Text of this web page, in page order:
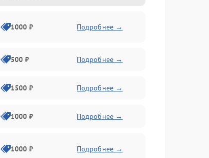
1000 ₽ Подробнее →
500 ₽ Подробнее →
1500 ₽ Подробнее →
1000 ₽ Подробнее →
1000 ₽ Подробнее →